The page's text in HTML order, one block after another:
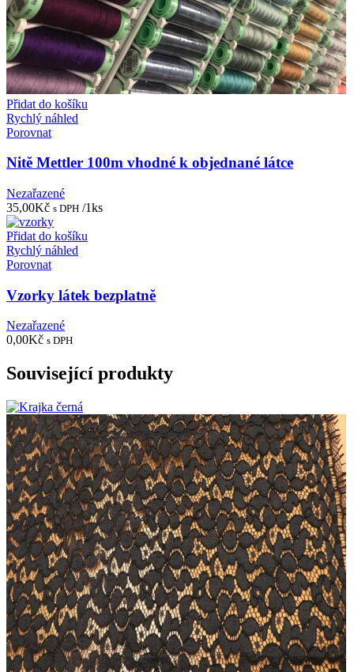
Přidat do košíku
Rychlý náhled
Porovnat
Nitě Mettler 100m vhodné k objednané látce
Nezařazené
35,00Kč s DPH /1ks
Přidat do košíku
Rychlý náhled
Porovnat
Vzorky látek bezplatně
Nezařazené
0,00Kč s DPH
Související produkty